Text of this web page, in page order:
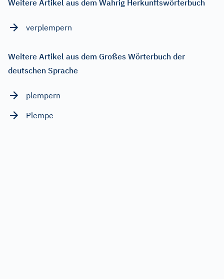
Weitere Artikel aus dem Wahrig Herkunftswörterbuch
verplempern
Weitere Artikel aus dem Großes Wörterbuch der
deutschen Sprache
plempern
Plempe